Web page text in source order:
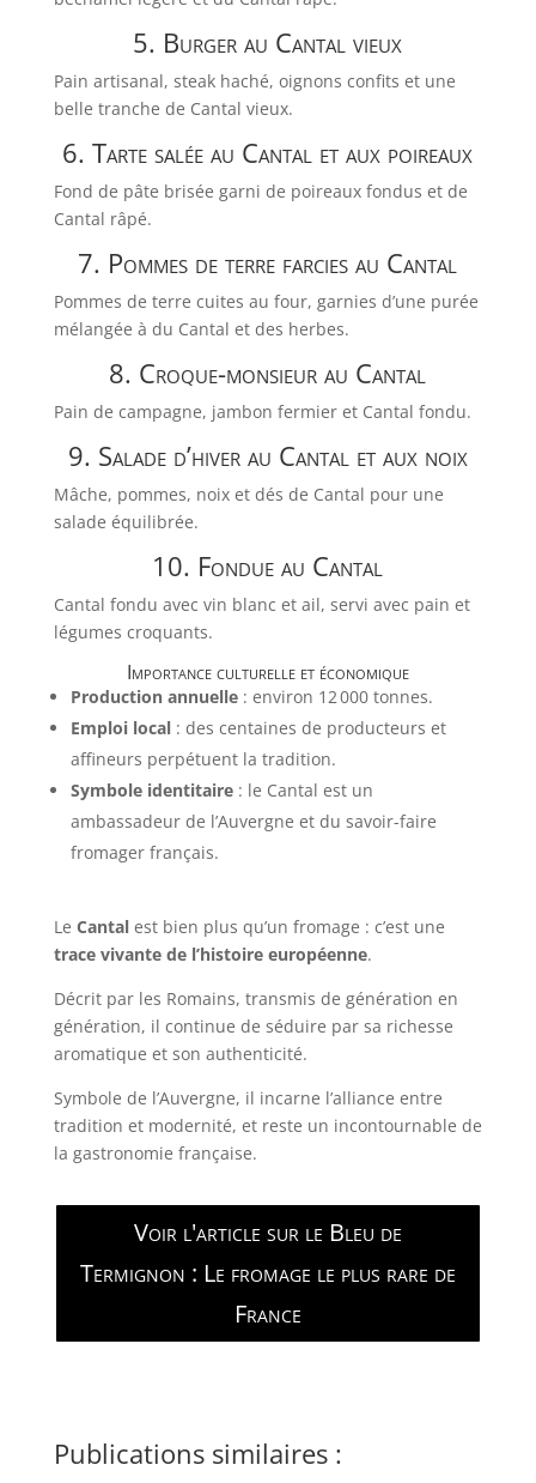
5. Burger au Cantal vieux
Pain artisanal, steak haché, oignons confits et une
belle tranche de Cantal vieux.
6. Tarte salée au Cantal et aux poireaux
Fond de pâte brisée garni de poireaux fondus et de
Cantal râpé.
7. Pommes de terre farcies au Cantal
Pommes de terre cuites au four, garnies d’une purée
mélangée à du Cantal et des herbes.
8. Croque-monsieur au Cantal
Pain de campagne, jambon fermier et Cantal fondu.
9. Salade d’hiver au Cantal et aux noix
Mâche, pommes, noix et dés de Cantal pour une
salade équilibrée.
10. Fondue au Cantal
Cantal fondu avec vin blanc et ail, servi avec pain et
légumes croquants.
Importance culturelle et économique
Production annuelle: environ 12 000 tonnes.
Emploi local: des centaines de producteurs et
affineurs perpétuent la tradition.
Symbole identitaire: le Cantal est un
ambassadeur de l’Auvergne et du savoir-faire
fromager français.
Le Cantalest bien plus qu’un fromage : c’est une
trace vivante de l’histoire européenne.
Décrit par les Romains, transmis de génération en
génération, il continue de séduire par sa richesse
aromatique et son authenticité.
Symbole de l’Auvergne, il incarne l’alliance entre
tradition et modernité, et reste un incontournable de
la gastronomie française.
Voir l'article sur le Bleu de
Termignon : Le fromage le plus rare de
France
Publications similaires :